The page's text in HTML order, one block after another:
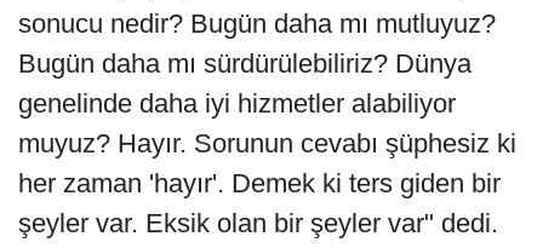
sonucu nedir? Bugün daha mı mutluyuz?
Bugün daha mı sürdürülebiliriz? Dünya
genelinde daha iyi hizmetler alabiliyor
muyuz? Hayır. Sorunun cevabı şüphesiz ki
her zaman 'hayır'. Demek ki ters giden bir
şeyler var. Eksik olan bir şeyler var" dedi.